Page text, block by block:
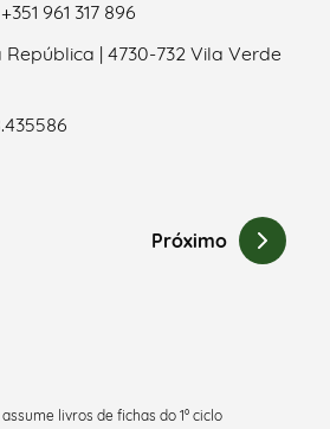
961 317 896
| 4730-732 Vila Verde
Próximo
livros de fichas do 1º ciclo